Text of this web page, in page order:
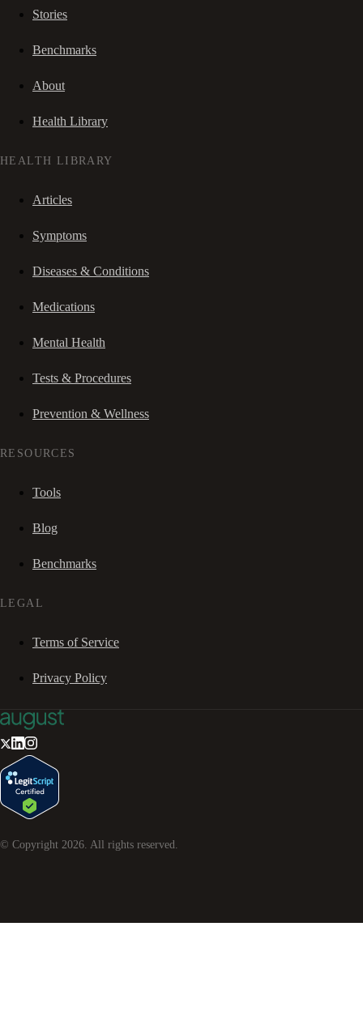
Stories
Benchmarks
About
Health Library
HEALTH LIBRARY
Articles
Symptoms
Diseases & Conditions
Medications
Mental Health
Tests & Procedures
Prevention & Wellness
RESOURCES
Tools
Blog
Benchmarks
LEGAL
Terms of Service
Privacy Policy
© Copyright 2026 . All rights reserved.